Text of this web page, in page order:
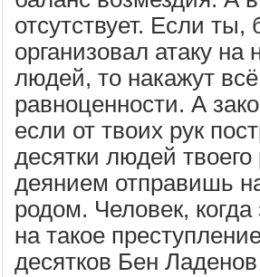
отсутствует. Если
организовал атаку
людей, то накажут
равноценности. А
если от твоих рук
десятки людей
деянием отправишь
родом. Человек,
на такое
десятков Бен